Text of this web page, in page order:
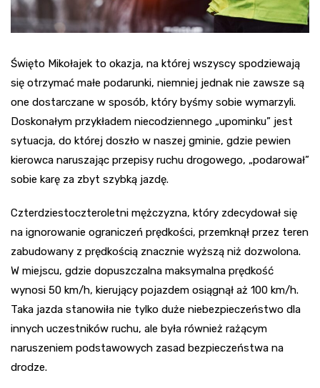
Święto Mikołajek to okazja, na której wszyscy spodziewają
się otrzymać małe podarunki, niemniej jednak nie zawsze są
one dostarczane w sposób, który byśmy sobie wymarzyli.
Doskonałym przykładem niecodziennego „upominku” jest
sytuacja, do której doszło w naszej gminie, gdzie pewien
kierowca naruszając przepisy ruchu drogowego, „podarował”
sobie karę za zbyt szybką jazdę.
Czterdziestoczteroletni mężczyzna, który zdecydował się
na ignorowanie ograniczeń prędkości, przemknął przez teren
zabudowany z prędkością znacznie wyższą niż dozwolona.
W miejscu, gdzie dopuszczalna maksymalna prędkość
wynosi 50 km/h, kierujący pojazdem osiągnął aż 100 km/h.
Taka jazda stanowiła nie tylko duże niebezpieczeństwo dla
innych uczestników ruchu, ale była również rażącym
naruszeniem podstawowych zasad bezpieczeństwa na
drodze.